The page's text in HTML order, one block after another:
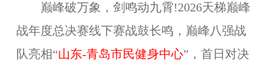
巅峰破万象，剑鸣动九霄!2026天梯巅峰
战年度总决赛线下赛战鼓长鸣，巅峰八强战
队亮相“山东-青岛市民健身中心”，首日对决